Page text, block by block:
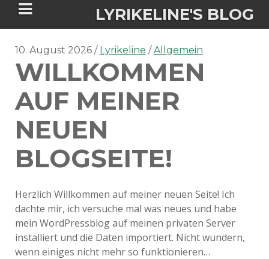
LYRIKELINE'S BLOG
Tania Morgan's Blog über alles, was
sie im Leben bewegt.
ÜBER DIE AUTORIN
IGASHO UND CHIMALIS KAYA
NIEMALS FÜR IMMER (ROMAN)
NIGHTMARES
BÜCHERSHOPS
DATENSCHUTZERKLÄRUNG
IMPRESSUM
10. August 2026 Lyrikeline Allgemein
WILLKOMMEN
AUF MEINER
NEUEN
BLOGSEITE!
Herzlich Willkommen auf meiner neuen Seite! Ich
dachte mir, ich versuche mal was neues und habe
mein WordPressblog auf meinen privaten Server
installiert und die Daten importiert. Nicht wundern,
wenn einiges nicht mehr so funktionieren…